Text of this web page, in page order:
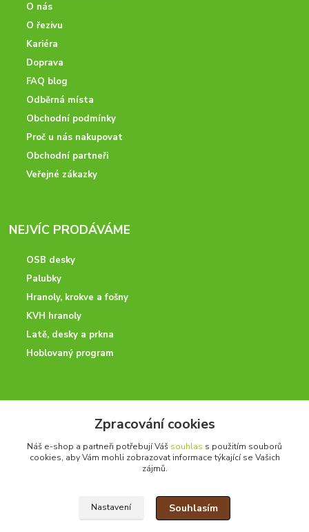
O nás
O řezivu
Kariéra
Doprava
FAQ blog
Odběrná místa
Obchodní podmínky
Proč u nás nakupovat
Obchodní partneři
Veřejné zákazky
NEJVÍC PRODÁVÁME
OSB desky
Palubky
Hranoly, krokve a fošny
KVH hranoly
Latě, desky a prkna
Hoblovaný program
+420 728 600 625
po - pá 7:00 - 15:00
Zpracování cookies
Náš e-shop a partneři potřebují Váš souhlas s použitím souborů
cookies, aby Vám mohli zobrazovat informace týkající se Vašich
zájmů.
Nastavení Souhlasím